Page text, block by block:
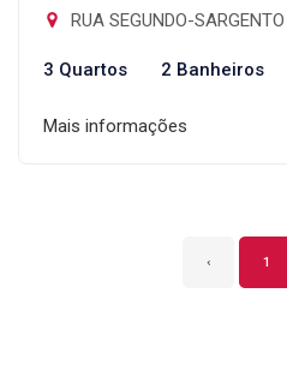
RUA SEGUNDO-SARGENTO SEBASTIÃO DA COSTA
3 Quartos 2 Banheiros
Mais informações
‹ 1